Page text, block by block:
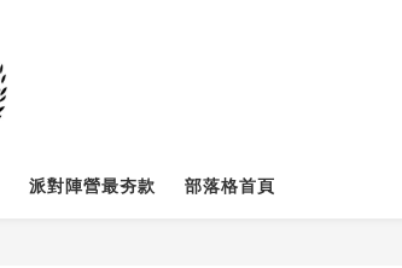
派對陣營最夯款 部落格首頁